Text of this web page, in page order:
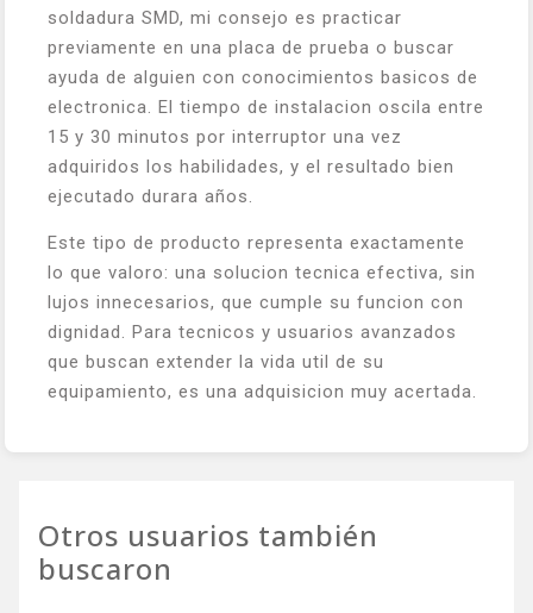
soldadura SMD, mi consejo es practicar
previamente en una placa de prueba o buscar
ayuda de alguien con conocimientos basicos de
electronica. El tiempo de instalacion oscila entre
15 y 30 minutos por interruptor una vez
adquiridos los habilidades, y el resultado bien
ejecutado durara años.
Este tipo de producto representa exactamente
lo que valoro: una solucion tecnica efectiva, sin
lujos innecesarios, que cumple su funcion con
dignidad. Para tecnicos y usuarios avanzados
que buscan extender la vida util de su
equipamiento, es una adquisicion muy acertada.
Otros usuarios también
buscaron